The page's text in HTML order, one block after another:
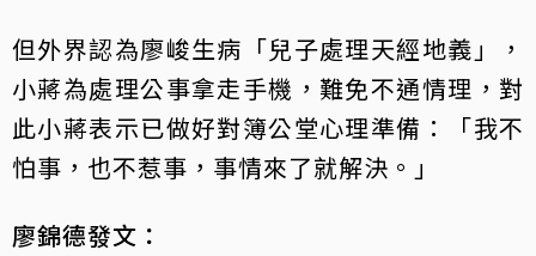
但外界認為廖峻生病「兒子處理天經地義」，
小蔣為處理公事拿走手機，難免不通情理，對
此小蔣表示已做好對簿公堂心理準備：「我不
怕事，也不惹事，事情來了就解決。」
廖錦德發文：